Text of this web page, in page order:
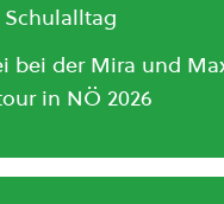
bei der Mira und
in NÖ 2026